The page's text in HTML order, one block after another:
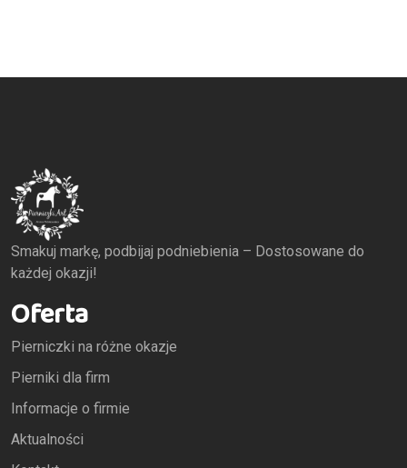
Smakuj markę, podbijaj podniebienia – Dostosowane do
każdej okazji!
Oferta
Pierniczki na różne okazje
Pierniki dla firm
Informacje o firmie
Aktualności